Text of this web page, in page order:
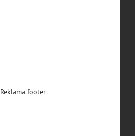
Reklama footer